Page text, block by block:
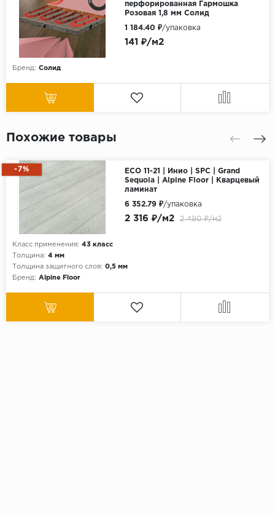
перфорированная Гармошка
Розовая 1,8 мм Солид
Бренд: Солид
141 ₽/м2
1 184.40 ₽/упаковка
Похожие товары
-7%
ECO 11-21 | Инио | SPC | Grand
Sequoia | Alpine Floor | Кварцевый
ламинат
Класс применения: 43 класс
Толщина: 4 мм
Толщина защитного слоя: 0,5 мм
Бренд: Alpine Floor
2 316 ₽/м2 2 490 ₽/м2
6 352.79 ₽/упаковка